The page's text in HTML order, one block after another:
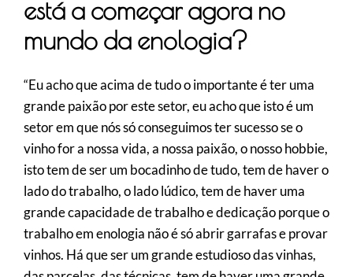
está a começar agora no
mundo da enologia?
“Eu acho que acima de tudo o importante é ter uma
grande paixão por este setor, eu acho que isto é um
setor em que nós só conseguimos ter sucesso se o
vinho for a nossa vida, a nossa paixão, o nosso hobbie,
isto tem de ser um bocadinho de tudo, tem de haver o
lado do trabalho, o lado lúdico, tem de haver uma
grande capacidade de trabalho e dedicação porque o
trabalho em enologia não é só abrir garrafas e provar
vinhos. Há que ser um grande estudioso das vinhas,